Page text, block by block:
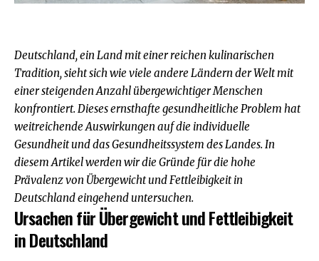
Deutschland, ein Land mit einer reichen kulinarischen
Tradition, sieht sich wie viele andere Ländern der Welt mit
einer steigenden Anzahl übergewichtiger Menschen
konfrontiert. Dieses ernsthafte gesundheitliche Problem hat
weitreichende Auswirkungen auf die individuelle
Gesundheit und das Gesundheitssystem des Landes. In
diesem Artikel werden wir die Gründe für die hohe
Prävalenz von Übergewicht und Fettleibigkeit in
Deutschland eingehend untersuchen.
Ursachen für Übergewicht und Fettleibigkeit
in Deutschland